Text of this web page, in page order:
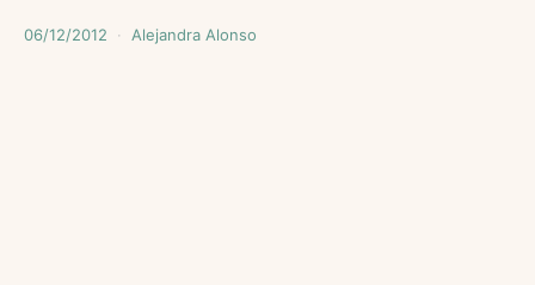
06/12/2012 Alejandra Alonso